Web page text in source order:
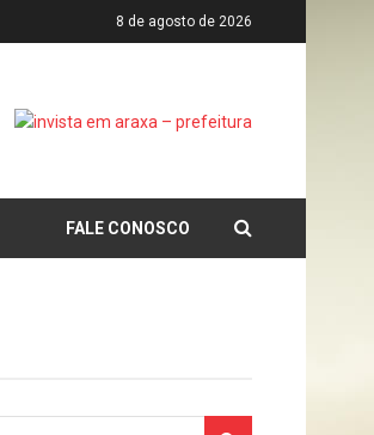
8 de agosto de 2026
FALE CONOSCO